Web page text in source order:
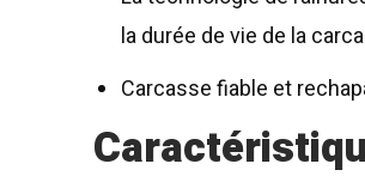
la durée de vie de la
Carcasse fiable et